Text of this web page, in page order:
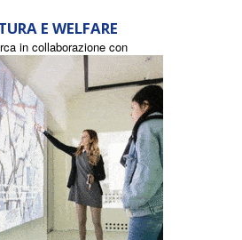
E WELFARE
in collaborazione con